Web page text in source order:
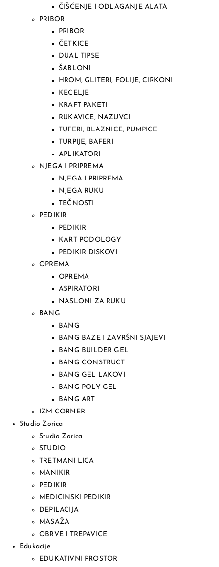
ČIŠĆENJE I ODLAGANJE ALATA
PRIBOR
PRIBOR
ČETKICE
DUAL TIPSE
ŠABLONI
HROM, GLITERI, FOLIJE, CIRKONI
KECELJE
KRAFT PAKETI
RUKAVICE, NAZUVCI
TUFERI, BLAZNICE, PUMPICE
TURPIJE, BAFERI
APLIKATORI
NJEGA I PRIPREMA
NJEGA I PRIPREMA
NJEGA RUKU
TEČNOSTI
PEDIKIR
PEDIKIR
KART PODOLOGY
PEDIKIR DISKOVI
OPREMA
OPREMA
ASPIRATORI
NASLONI ZA RUKU
BANG
BANG
BANG BAZE I ZAVRŠNI SJAJEVI
BANG BUILDER GEL
BANG CONSTRUCT
BANG GEL LAKOVI
BANG POLY GEL
BANG ART
IZM CORNER
Studio Zorica
Studio Zorica
STUDIO
TRETMANI LICA
MANIKIR
PEDIKIR
MEDICINSKI PEDIKIR
DEPILACIJA
MASAŽA
OBRVE I TREPAVICE
Edukacije
EDUKATIVNI PROSTOR